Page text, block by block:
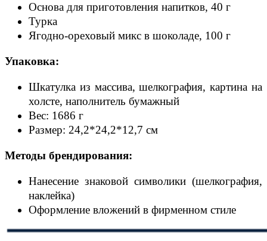
Основа для приготовления напитков, 40 г
Турка
Ягодно-ореховый микс в шоколаде, 100 г
Упаковка:
Шкатулка из массива, шелкография, картина на
холсте, наполнитель бумажный
Вес: 1686 г
Размер: 24,2*24,2*12,7 см
Методы брендирования:
Нанесение знаковой символики (шелкография,
наклейка)
Оформление вложений в фирменном стиле